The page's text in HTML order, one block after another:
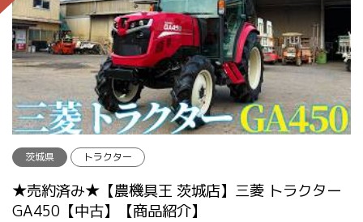
茨城県 トラクター
★売約済み★【農機具王 茨城店】三菱 トラクター
GA450【中古】【商品紹介】